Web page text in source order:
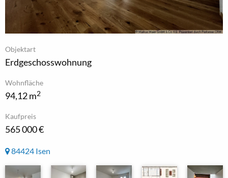
Objektart
Erdgeschosswohnung
Wohnfläche
94,12 m2
Kaufpreis
565 000 €
84424 Isen